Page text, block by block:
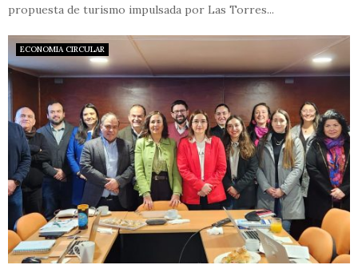
propuesta de turismo impulsada por Las Torres...
ECONOMIA CIRCULAR